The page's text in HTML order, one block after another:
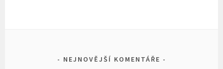
NEJNOVĚJŠÍ KOMENTÁŘE